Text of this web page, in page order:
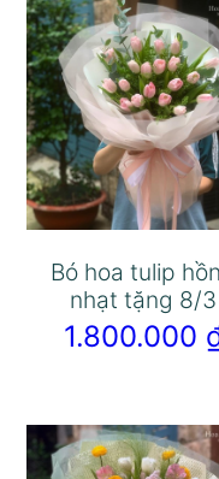
Bó hoa tulip
nhạt tặng 8/3
1.800.000